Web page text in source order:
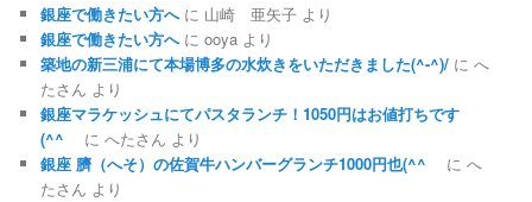
銀座で働きたい方へに 山崎 亜矢子 より
銀座で働きたい方へにooya より
築地の新三浦にて本場博多の水炊きをいただきました(^-^)/ にへ
たさん より
銀座マラケッシュにてパスタランチ！1050円はお値打ちです
(^^ゞ
にへたさん より
銀座 臍（へそ）の佐賀牛ハンバーグランチ1000円也(^^ゞ
にへ
たさん より